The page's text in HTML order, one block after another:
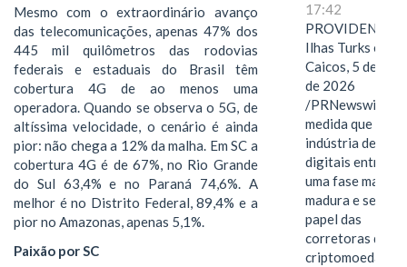
Mesmo com o extraordinário avanço
das telecomunicações, apenas 47% dos
445 mil quilômetros das rodovias
federais e estaduais do Brasil têm
cobertura 4G de ao menos uma
operadora. Quando se observa o 5G, de
altíssima velocidade, o cenário é ainda
pior: não chega a 12% da malha. Em SC a
cobertura 4G é de 67%, no Rio Grande
do Sul 63,4% e no Paraná 74,6%. A
melhor é no Distrito Federal, 89,4% e a
pior no Amazonas, apenas 5,1%.
Paixão por SC
17:42
Ilhas Turks e
Caicos, 5 de
de 2026
/PRNewswire/
medida que a
indústria de
digitais entra em
uma fase mais
madura e
papel das
corretoras de
criptomoedas